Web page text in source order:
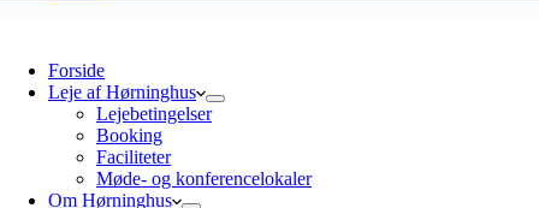
Forside
Leje af Hørninghus
Lejebetingelser
Booking
Faciliteter
Møde- og konferencelokaler
Om Hørninghus